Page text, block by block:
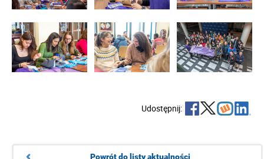
Udostępnij:
Powrót do listy aktualności